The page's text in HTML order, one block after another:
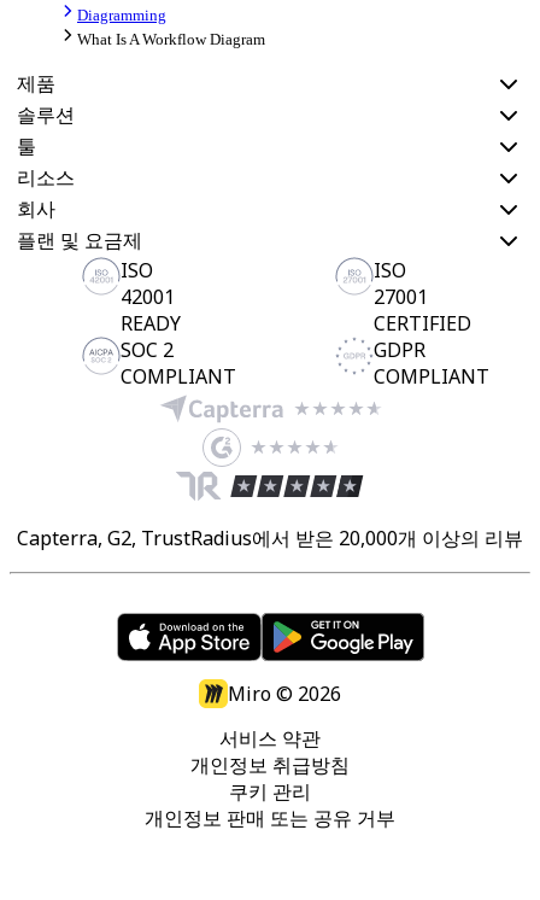
Diagramming
What Is A Workflow Diagram
제품
솔루션
툴
리소스
회사
플랜 및 요금제
ISO
42001
READY
ISO
27001
CERTIFIED
SOC 2
COMPLIANT
GDPR
COMPLIANT
Capterra, G2, TrustRadius에서 받은 20,000개 이상의 리뷰
Miro © 2026
서비스 약관
개인정보 취급방침
쿠키 관리
개인정보 판매 또는 공유 거부